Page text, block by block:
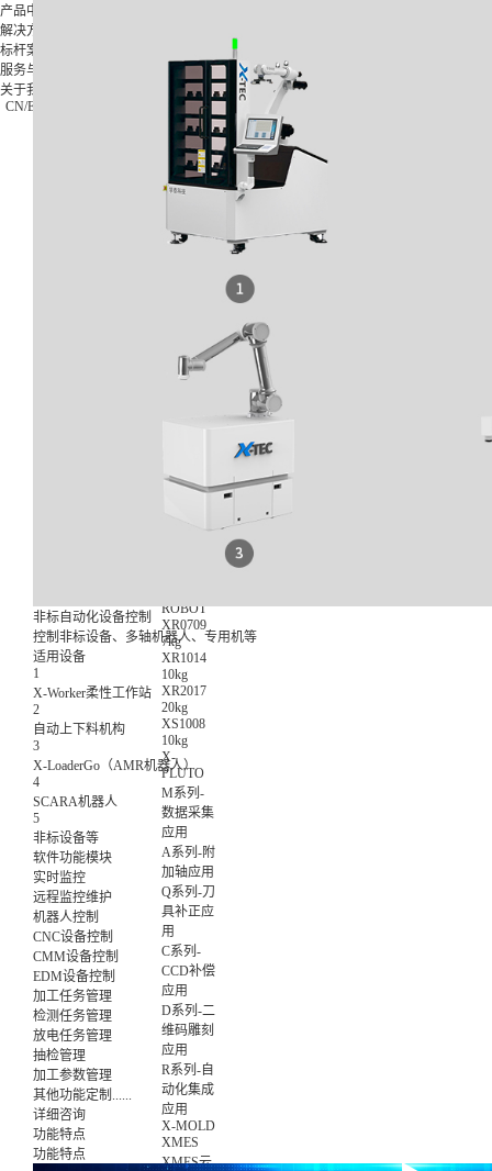
X-Worker
10St-零
件加工应
10Sr-模
具加工应
件加工应
件加工应
用
数智化集
ROBOT
XR0709
7kg
XR1014
10kg
XR2017
20kg
XS1008
10kg
X-
PLUTO
M系列-
数据采集
应用
A系列-附
加轴应用
Q系列-刀
具补正应
用
C系列-
CCD补偿
应用
D系列-二
维码雕刻
应用
R系列-自
动化集成
应用
X-MOLD
XMES
XMES云
解决方
案
模具类
汽车零
件类
3C类
钟表类
更多方
例
格力集
团
富士康
集团
海信集
团
下载中心
售后服务
产品中心
解决方案
标杆案例
服务与支持
关于我们
CN/EN
非标自动化设备控制
控制非标设备、多轴机器人、专用机等
适用设备
1
X-Worker柔性工作站
2
自动上下料机构
3
X-LoaderGo（AMR机器人）
4
SCARA机器人
5
非标设备等
软件功能模块
实时监控
远程监控维护
机器人控制
CNC设备控制
CMM设备控制
EDM设备控制
加工任务管理
检测任务管理
放电任务管理
抽检管理
加工参数管理
其他功能定制......
详细咨询
功能特点
功能特点